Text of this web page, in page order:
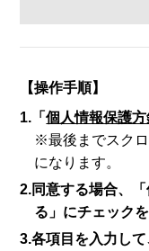
【操作手順】
1.「個人情報保護
※最後までスク
になります。
2.同意する場合、
る」にチェック
3.各項目を入力し